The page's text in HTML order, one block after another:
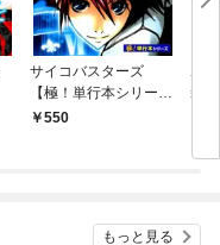
サイコバスターズ
【極！単行本シリー
ズ】1巻
550
装
もっと見る